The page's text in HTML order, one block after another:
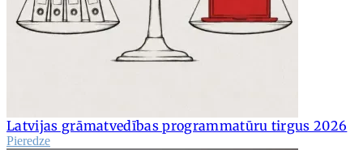
Latvijas grāmatvedības programmatūru tirgus 2026
Pieredze